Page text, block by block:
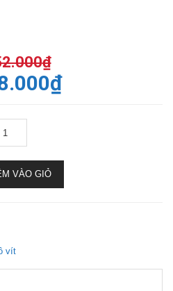
₫
₫
VÀO GIỎ
vít